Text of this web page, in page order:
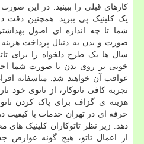
کارهای قبلی را ببینید. در این
یک کلینیک پی ببرید. همچنین دقت
شما تا چه اندازه ای اصول
صورت و بدن به دنبال پرداخت
سال ها یک طرح دلخواه را برای
خوبی بر روی بدن یا صورت شما
عواقب آن خواهید شد. متاسفانه
تجربه کافی تاتوکار، از تاتوی خود
هزینه ی گزاف برای پاک کردن
حرفه ای در تهران خدمات با کیفیت
دهد. زیر نظر تاتوکاران کلینیک های
از اعمال تاتو، هیچ گونه